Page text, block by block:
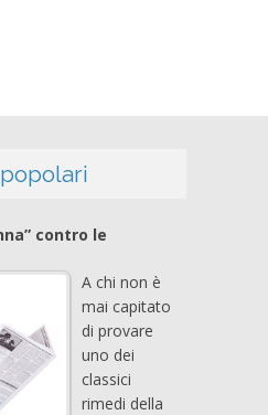
contro le
A chi non è
mai capitato
di provare
uno dei
classici
rimedi della